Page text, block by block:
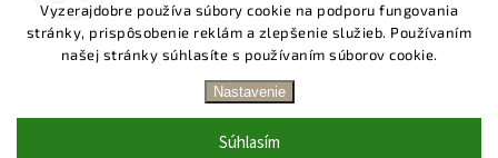
Vyzerajdobre používa súbory cookie na podporu fungovania
stránky, prispôsobenie reklám a zlepšenie služieb. Používaním
našej stránky súhlasíte s používaním súborov cookie.
Nastavenie
Súhlasím
DOPRAVA ZADARMO NAD 60 € | DODANIE V
PRACOVNÝCH DŇOCH DO 24 HOD. | BEZPLATNÁ
VÝMENA TOVARU | ZĽAVA 10 % NA PRVÝ NÁKUP
Copyright 2026Vyzeraj dobre. Všetky práva vyhradené.
Upraviť nastavenie cookies
Shoptet| DesignShoptak.cz.